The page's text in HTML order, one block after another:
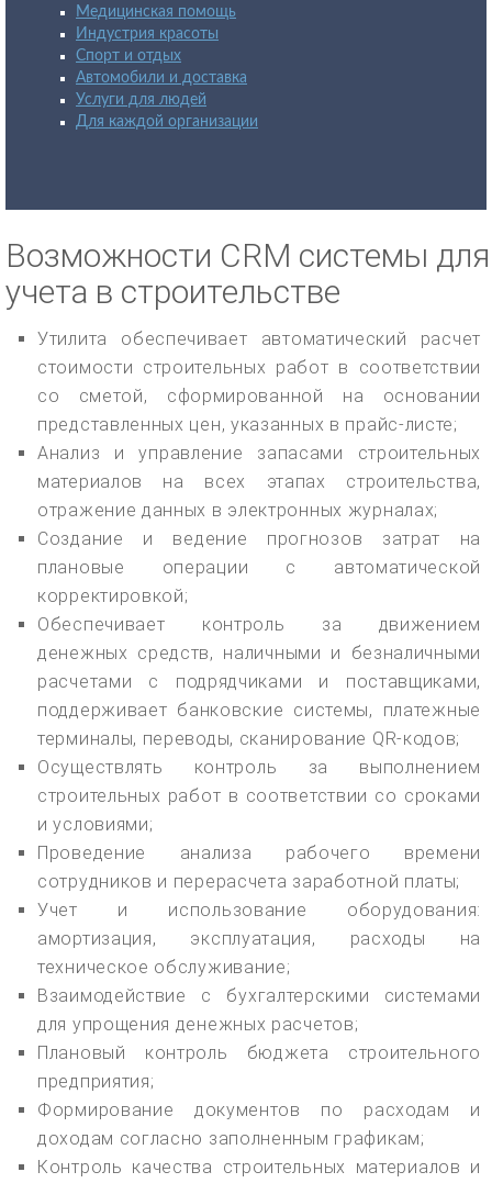
Медицинская помощь
Индустрия красоты
Спорт и отдых
Автомобили и доставка
Услуги для людей
Для каждой организации
Возможности CRM системы для
учета в строительстве
Утилита обеспечивает автоматический расчет
стоимости строительных работ в соответствии
со сметой, сформированной на основании
представленных цен, указанных в прайс-листе;
Анализ и управление запасами строительных
материалов на всех этапах строительства,
отражение данных в электронных журналах;
Создание и ведение прогнозов затрат на
плановые операции с автоматической
корректировкой;
Обеспечивает контроль за движением
денежных средств, наличными и безналичными
расчетами с подрядчиками и поставщиками,
поддерживает банковские системы, платежные
терминалы, переводы, сканирование QR-кодов;
Осуществлять контроль за выполнением
строительных работ в соответствии со сроками
и условиями;
Проведение анализа рабочего времени
сотрудников и перерасчета заработной платы;
Учет и использование оборудования:
амортизация, эксплуатация, расходы на
техническое обслуживание;
Взаимодействие с бухгалтерскими системами
для упрощения денежных расчетов;
Плановый контроль бюджета строительного
предприятия;
Формирование документов по расходам и
доходам согласно заполненным графикам;
Контроль качества строительных материалов и